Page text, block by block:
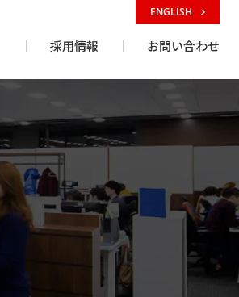
採用情報 お問い合わせ
ENGLISH